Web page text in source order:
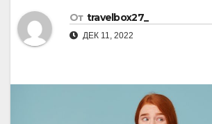
От travelbox27_
ДЕК 11, 2022